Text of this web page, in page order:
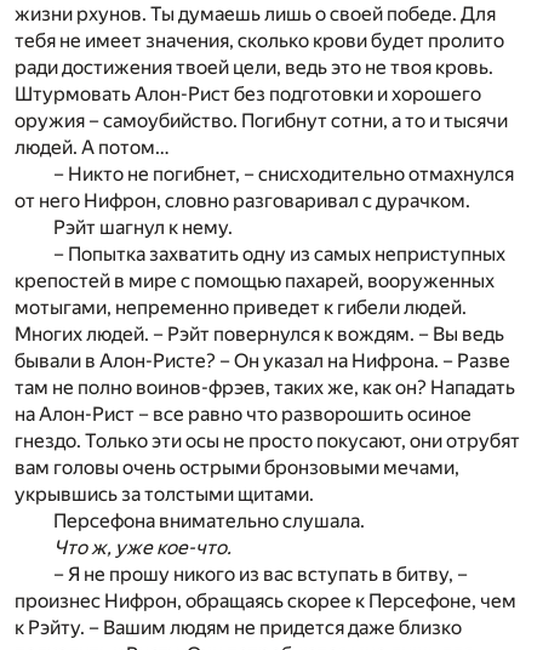
жизни рхунов. Ты думаешь лишь о своей победе. Для
тебя не имеет значения, сколько крови будет пролито
ради достижения твоей цели, ведь это не твоя кровь.
Штурмовать Алон-Рист без подготовки и хорошего
оружия – самоубийство. Погибнут сотни, а то и тысячи
людей. А потом…
– Никто не погибнет, – снисходительно отмахнулся
от него Нифрон, словно разговаривал с дурачком.
Рэйт шагнул к нему.
– Попытка захватить одну из самых неприступных
крепостей в мире с помощью пахарей, вооруженных
мотыгами, непременно приведет к гибели людей.
Многих людей. – Рэйт повернулся к вождям. – Вы ведь
бывали в Алон-Ристе? – Он указал на Нифрона. – Разве
там не полно воинов-фрэев, таких же, как он? Нападать
на Алон-Рист – все равно что разворошить осиное
гнездо. Только эти осы не просто покусают, они отрубят
вам головы очень острыми бронзовыми мечами,
укрывшись за толстыми щитами.
Персефона внимательно слушала.
Что ж, уже кое-что.
– Я не прошу никого из вас вступать в битву, –
произнес Нифрон, обращаясь скорее к Персефоне, чем
к Рэйту. – Вашим людям не придется даже близко